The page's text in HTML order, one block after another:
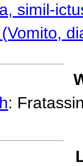
simil-
: